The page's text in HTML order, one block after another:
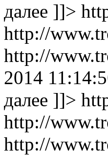
далее ]]>
http://
http://
2014
далее ]]>
http://
http://